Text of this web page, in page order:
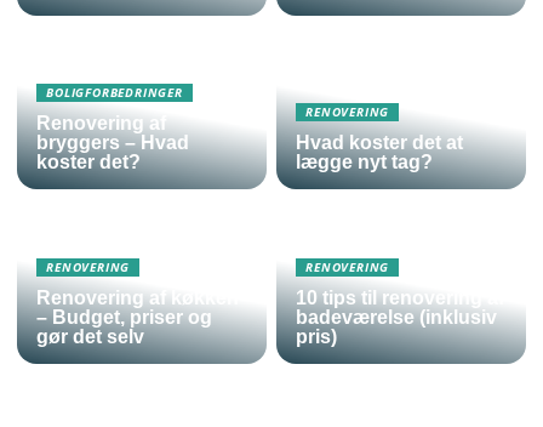
BOLIGFORBEDRINGER
Renovering af
bryggers – Hvad
koster det?
RENOVERING
Hvad koster det at
lægge nyt tag?
RENOVERING
Renovering af køkken
– Budget, priser og
gør det selv
RENOVERING
10 tips til renovering af
badeværelse (inklusiv
pris)